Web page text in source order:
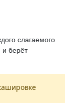
слагаемого
берёт